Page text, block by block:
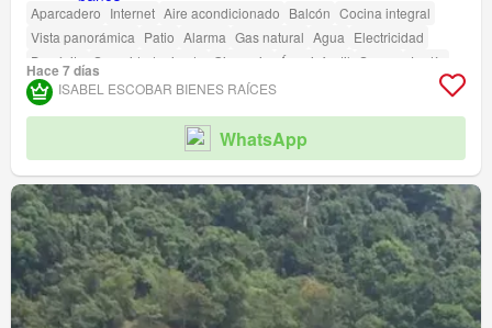
Aparcadero Internet Aire acondicionado Balcón Cocina integral
Vista panorámica Patio Alarma Gas natural Agua Electricidad
Depósito Seguridad privada Gimnasio Área infantil Sauna
Jardín
Barbecue Acceso para personas con discapacidad
Hace 7 días
ISABEL ESCOBAR BIENES RAÍCES
WhatsApp